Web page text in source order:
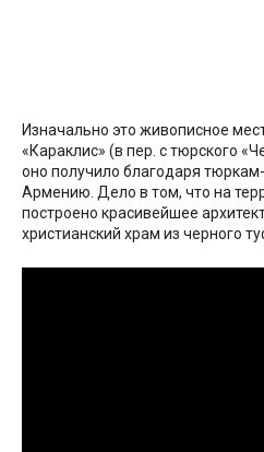
Изначально это живописное
«Караклис» (в пер. с тюрского
оно получило благодаря
Армению. Дело в том, что на
построено красивейшее
христианский храм из черного